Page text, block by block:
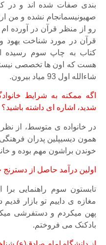
بندی صفات شده اند و در
صهیونیسمانجام نشده و من
رو از منظر قرآن در آورده ام
قرآن در مورد شناخت یهود
کتاب به چاپ سوم رسیده
شاءالله اول 93 میاد بیرون.
اگه ممکنه به شرایط
شدید، اشاره ای داشته باشید؟
در خانواده ی متوسط، از
همون دیسیپلین پدران
خوندن براشون مهم بوده و
اولین درآمد حاصل از
تابستون سوم راهنمایی برا
مغازه ی داییم تو بازار
پهن میکردم و دستفرشی
بادکنک می فروختم.